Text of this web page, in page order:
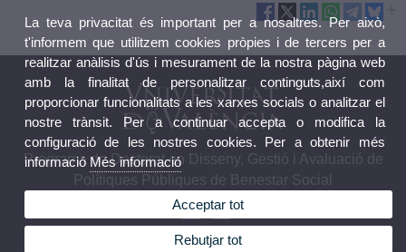
Programa de Doctorat en Disseny, Gestió i Avaluació de
Polítiques Públiques de Benestar Social
La teva privacitat és important per a nosaltres. Per això,
t'informem que utilitzem cookies pròpies i de tercers per a
realitzar anàlisis d'ús i mesurament de la nostra pàgina web
amb la finalitat de personalitzar continguts,així com
proporcionar funcionalitats a les xarxes socials o analitzar el
nostre trànsit. Per a continuar accepta o modifica la
configuració de les nostres cookies. Per a obtenir més
informació Més informació
Acceptar tot
Rebutjar tot